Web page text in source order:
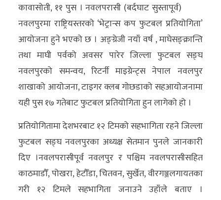
विज्ञान
प्रविधि
अन्तरर्वार्ता
विचार/
ब्लग
खेलकुद
रोचक
अन्य
क्लिक
कावासोती, ११ पुस । नवलपरासी (बर्दघाट सुस्तापूर्व)
नवलपुरमा राष्ट्रियस्तरको ‘भेट्रान्स कप फुटबल प्रतियोगिता’
आयोजना हुने भएको छ । अङ्ग्रेजी नयाँ वर्ष , माघेसङ्क्रान्ति
तथा माघी पर्वको अवसर पारेर जिल्ला फुटबल सङ्घ
नवलपुरको समन्वय, रिटर्नी माइग्रेन्ट्स नेपाल नवलपुर
शाखाको आयोजना, टाइगर क्लब गोछडाको सहआयोजनामा
यही पुस १७ गतेबाट फुटबल प्रतियोगिता हुन लागेको हो ।
प्रतियोगितामा देशभरबाट १२ टिमको सहभागिता रहने जिल्ला
फुटबल सङ्घ नवलपुरका अध्यक्ष सेतमान पुनले जानकारी
दिए ।नवलपरासीपूर्व नवलपुर र पश्चिम नवलपरासीसहित
काठमाडौँ, पोखरा, हेटौँडा, चितवन, सुर्खेत, वीरगञ्जलगायतका
गरी १२ टिमले सहभागिता जनाउने उहाँले बताए ।